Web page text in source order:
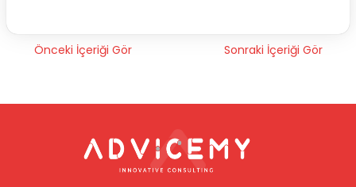
Önceki İçeriği Gör Sonraki İçeriği Gör